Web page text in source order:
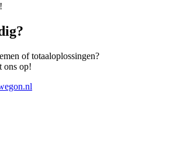
of totaaloplossingen?
ons op!